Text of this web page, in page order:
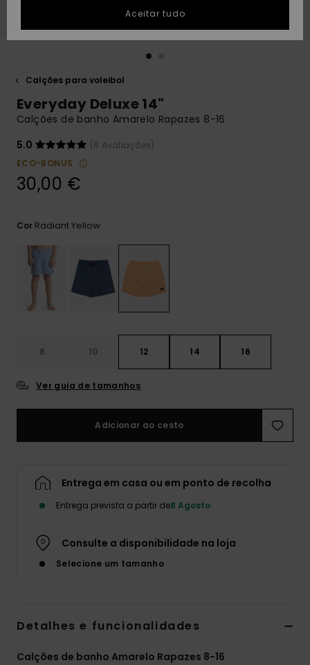
conversa para
obteres a
resposta mais
rápida à tua
conversa
respostas
para as
as FAQ
PRESENTE
DESEJO
Calções para voleibol
Everyday Deluxe 14"
Calções de banho Amarelo Rapazes 8-16
5.0
(6 Avaliações)
ECO-BONUS
30,00 €
Cor Radiant Yellow
8 10 12 14 16
Ver guia de tamanhos
Adicionar ao cesto
Entrega em casa ou em ponto de recolha
Entrega prevista a partir de8 Agosto
Consulte a disponibilidade na loja
Selecione um tamanho
Detalhes e funcionalidades
Calções de banho Amarelo Rapazes 8-16
Aceitar tudo